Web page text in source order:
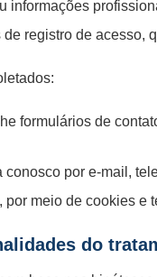
informações
registro de acesso,
formulários de
conosco por e-mail,
por meio de cookies
do